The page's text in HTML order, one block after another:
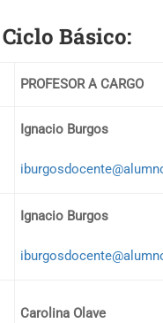
Básico:
PROFESOR A CARGO
Ignacio Burgos
Ignacio Burgos
Carolina Olave